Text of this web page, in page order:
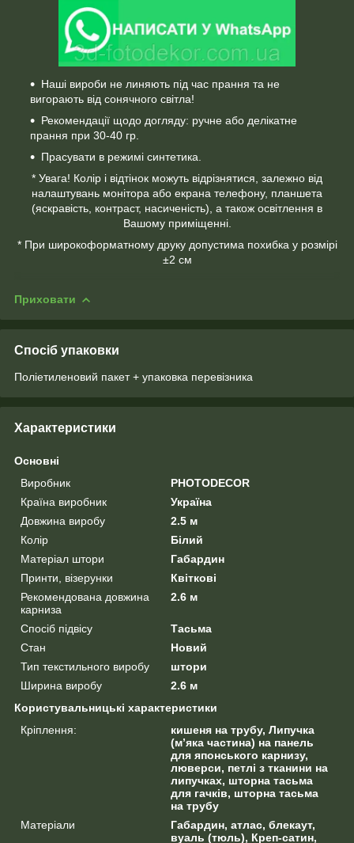
Наші вироби не линяють під час прання та не
вигорають від сонячного світла!
Рекомендації щодо догляду: ручне або делікатне
прання при 30-40 гр.
Прасувати в режимі синтетика.
* Увага! Колір і відтінок можуть відрізнятися, залежно від
налаштувань монітора або екрана телефону, планшета
(яскравість, контраст, насиченість), а також освітлення в
Вашому приміщенні.
* При широкоформатному друку допустима похибка у розмірі
±2 см
Приховати
Спосіб упаковки
Поліетиленовий пакет + упаковка перевізника
Характеристики
Основні
Виробник
PHOTODECOR
Країна виробник
Україна
Довжина виробу
2.5 м
Колір
Білий
Матеріал штори
Габардин
Принти, візерунки
Квіткові
Рекомендована довжина
карниза
2.6 м
Спосіб підвісу
Тасьма
Стан
Новий
Тип текстильного виробу
штори
Ширина виробу
2.6 м
Користувальницькі характеристики
Кріплення:
кишеня на трубу, Липучка
(м’яка частина) на панель
для японського карнизу,
люверси, петлі з тканини на
липучках, шторна тасьма
для гачків, шторна тасьма
на трубу
Матеріали
Габардин, атлас, блекаут,
вуаль (тюль), Креп-сатин,